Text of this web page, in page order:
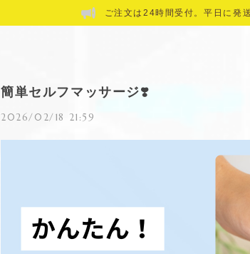
ご注文は24時間受付。平日に発
簡単セルフマッサージ❣️
2026/02/18 21:59